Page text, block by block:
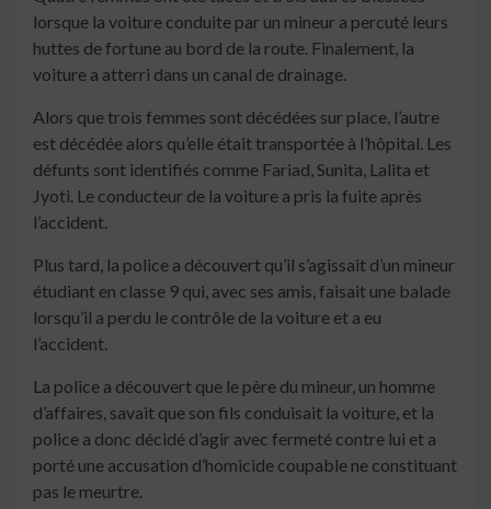
lorsque la voiture conduite par un mineur a percuté leurs
huttes de fortune au bord de la route. Finalement, la
voiture a atterri dans un canal de drainage.
Alors que trois femmes sont décédées sur place, l’autre
est décédée alors qu’elle était transportée à l’hôpital. Les
défunts sont identifiés comme Fariad, Sunita, Lalita et
Jyoti. Le conducteur de la voiture a pris la fuite après
l’accident.
Plus tard, la police a découvert qu’il s’agissait d’un mineur
étudiant en classe 9 qui, avec ses amis, faisait une balade
lorsqu’il a perdu le contrôle de la voiture et a eu
l’accident.
La police a découvert que le père du mineur, un homme
d’affaires, savait que son fils conduisait la voiture, et la
police a donc décidé d’agir avec fermeté contre lui et a
porté une accusation d’homicide coupable ne constituant
pas le meurtre.